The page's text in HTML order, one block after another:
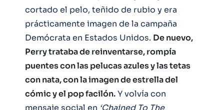
cortado el pelo, teñido de rubio y era
prácticamente imagen de la campaña
Demócrata en Estados Unidos. De nuevo,
Perry trataba de reinventarse, rompía
puentes con las pelucas azules y las tetas
con nata, con la imagen de estrella del
cómic y el pop facilón.Y volvía con
mensaje social en ‘Chained To The